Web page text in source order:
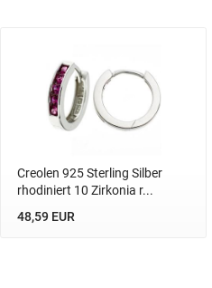
Creolen 925 Sterling Silber
rhodiniert 10 Zirkonia r...
48,59 EUR